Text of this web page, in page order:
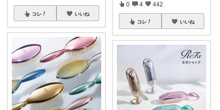
コレ いいね
0 4 442
コレ いいね